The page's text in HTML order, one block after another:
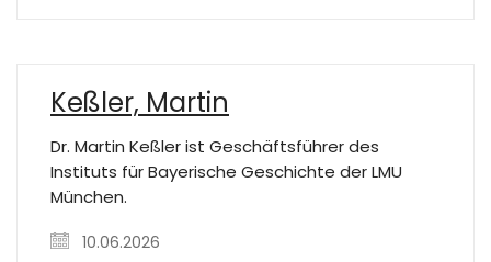
Keßler, Martin
Dr. Martin Keßler ist Geschäftsführer des
Instituts für Bayerische Geschichte der LMU
München.
10.06.2026